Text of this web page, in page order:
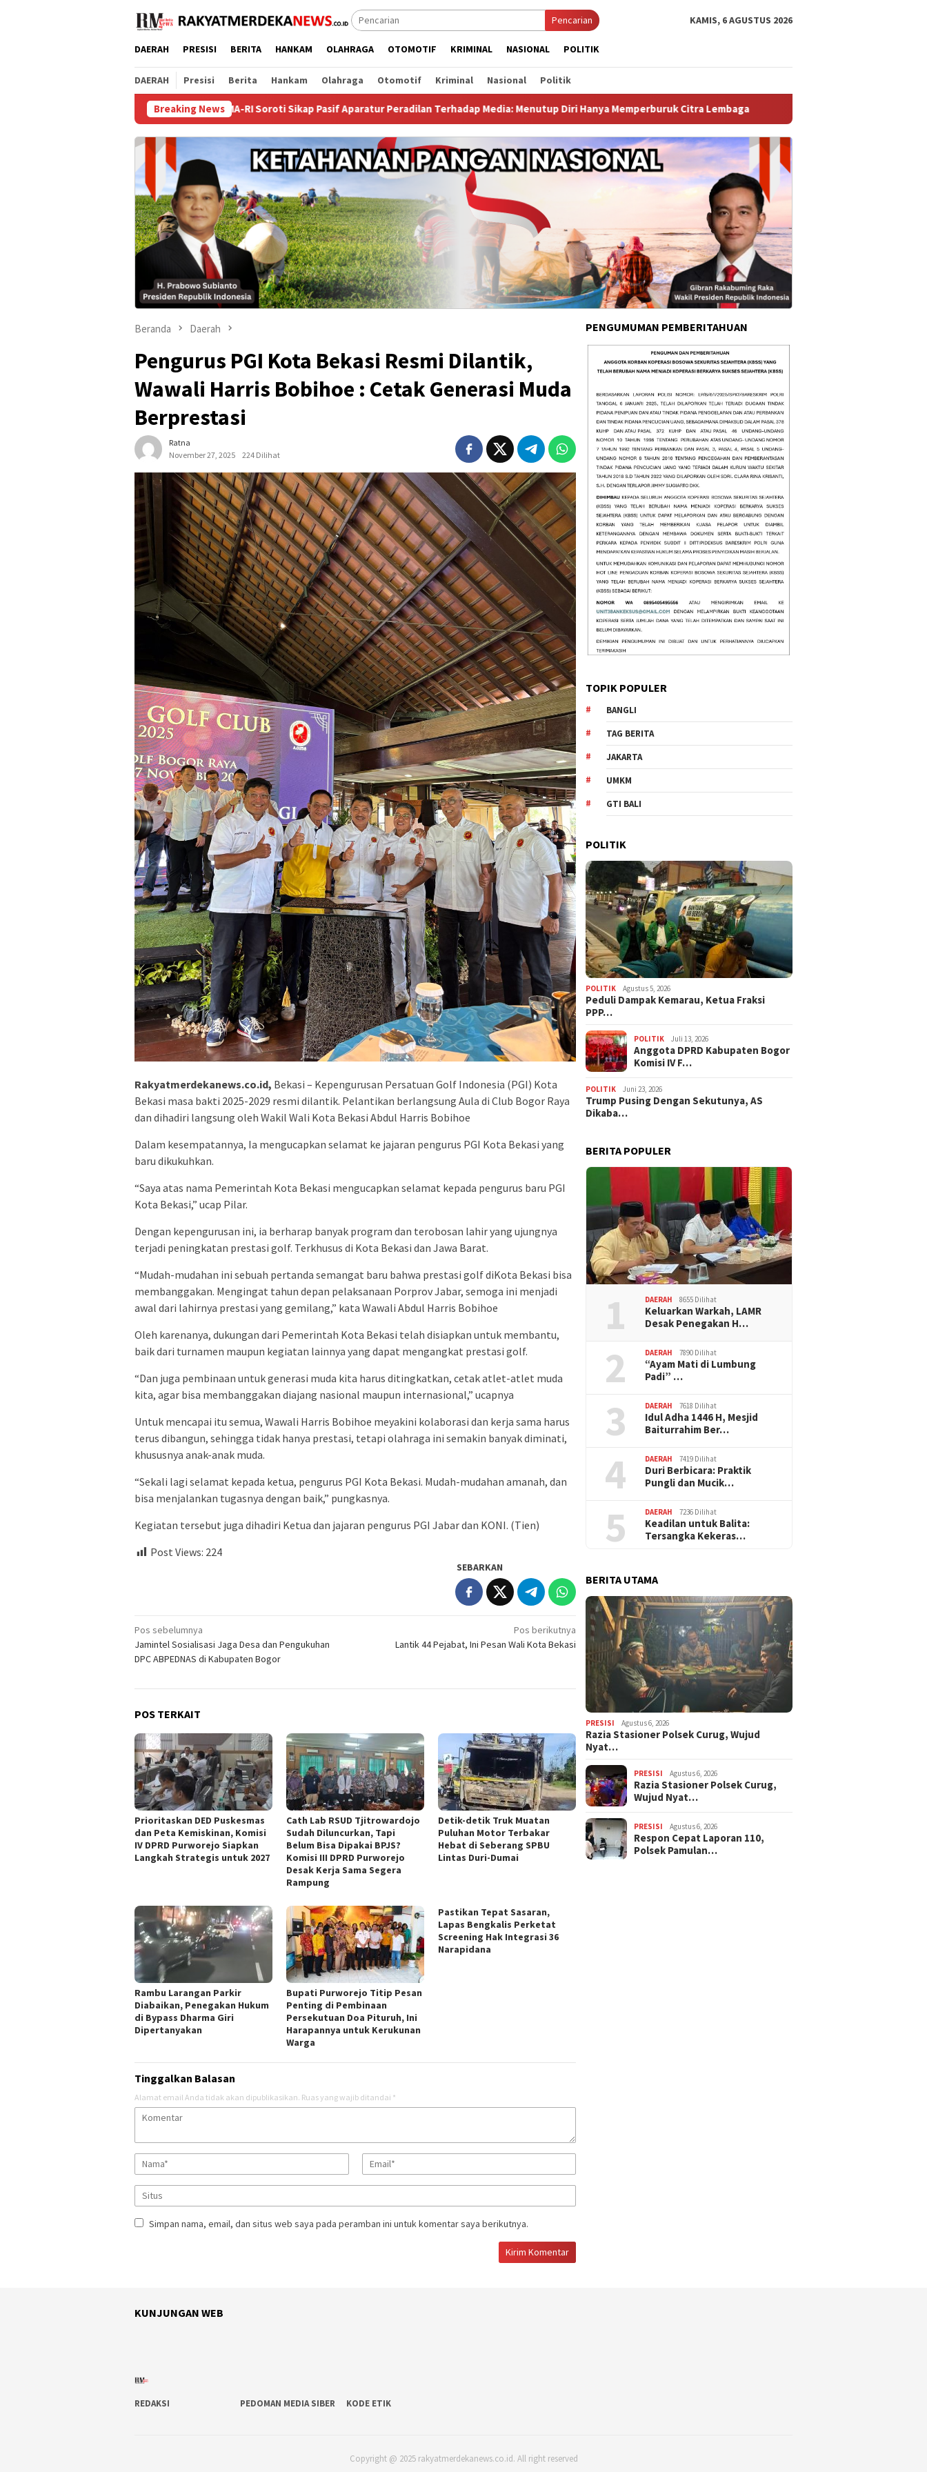
Pencarian KAMIS, 6 AGUSTUS 2026
DAERAH PRESISI BERITA HANKAM OLAHRAGA OTOMOTIF KRIMINAL NASIONAL POLITIK
DAERAH Presisi Berita Hankam Olahraga Otomotif Kriminal Nasional Politik
Breaking News
FORSIMEMA-RI Soroti Sikap Pasif Aparatur Peradilan Terhadap Media: Menutup Diri Hanya Memperburuk Citra Lembaga ‎ ‎ Raih Popular Government Institutions Award
Beranda Daerah
Pengurus PGI Kota Bekasi Resmi Dilantik,
Wawali Harris Bobihoe : Cetak Generasi Muda
Berprestasi
Ratna
November 27, 2025
224 Dilihat
Rakyatmerdekanews.co.id, Bekasi – Kepengurusan Persatuan Golf Indonesia (PGI) Kota
Bekasi masa bakti 2025-2029 resmi dilantik. Pelantikan berlangsung Aula di Club Bogor Raya
dan dihadiri langsung oleh Wakil Wali Kota Bekasi Abdul Harris Bobihoe
Dalam kesempatannya, Ia mengucapkan selamat ke jajaran pengurus PGI Kota Bekasi yang
baru dikukuhkan.
“Saya atas nama Pemerintah Kota Bekasi mengucapkan selamat kepada pengurus baru PGI
Kota Bekasi,” ucap Pilar.
Dengan kepengurusan ini, ia berharap banyak program dan terobosan lahir yang ujungnya
terjadi peningkatan prestasi golf. Terkhusus di Kota Bekasi dan Jawa Barat.
“Mudah-mudahan ini sebuah pertanda semangat baru bahwa prestasi golf diKota Bekasi bisa
membanggakan. Mengingat tahun depan pelaksanaan Porprov Jabar, semoga ini menjadi
awal dari lahirnya prestasi yang gemilang,” kata Wawali Abdul Harris Bobihoe
Oleh karenanya, dukungan dari Pemerintah Kota Bekasi telah disiapkan untuk membantu,
baik dari turnamen maupun kegiatan lainnya yang dapat mengangkat prestasi golf.
“Dan juga pembinaan untuk generasi muda kita harus ditingkatkan, cetak atlet-atlet muda
kita, agar bisa membanggakan diajang nasional maupun internasional,” ucapnya
Untuk mencapai itu semua, Wawali Harris Bobihoe meyakini kolaborasi dan kerja sama harus
terus dibangun, sehingga tidak hanya prestasi, tetapi olahraga ini semakin banyak diminati,
khususnya anak-anak muda.
“Sekali lagi selamat kepada ketua, pengurus PGI Kota Bekasi. Mudah-mudahan amanah, dan
bisa menjalankan tugasnya dengan baik,” pungkasnya.
Kegiatan tersebut juga dihadiri Ketua dan jajaran pengurus PGI Jabar dan KONI. (Tien)
Post Views: 224
SEBARKAN
Navigasi
pos
Pos sebelumnya
Jamintel Sosialisasi Jaga Desa dan Pengukuhan
DPC ABPEDNAS di Kabupaten Bogor
Pos berikutnya
Lantik 44 Pejabat, Ini Pesan Wali Kota Bekasi
POS TERKAIT
‎Prioritaskan DED Puskesmas
dan Peta Kemiskinan, Komisi
IV DPRD Purworejo Siapkan
Langkah Strategis untuk 2027 ‎
‎Cath Lab RSUD Tjitrowardojo
Sudah Diluncurkan, Tapi
Belum Bisa Dipakai BPJS?
Komisi III DPRD Purworejo
Desak Kerja Sama Segera
Rampung
Detik-detik Truk Muatan
Puluhan Motor Terbakar
Hebat di Seberang SPBU
Lintas Duri-Dumai
Rambu Larangan Parkir
Diabaikan, Penegakan Hukum
di Bypass Dharma Giri
Dipertanyakan
Bupati Purworejo Titip Pesan
Penting di Pembinaan
Persekutuan Doa Pituruh, Ini
Harapannya untuk Kerukunan
Warga
Pastikan Tepat Sasaran,
Lapas Bengkalis Perketat
Screening Hak Integrasi 36
Narapidana
Tinggalkan Balasan
Alamat email Anda tidak akan dipublikasikan. Ruas yang wajib ditandai *
Simpan nama, email, dan situs web saya pada peramban ini untuk komentar saya berikutnya.
PENGUMUMAN PEMBERITAHUAN
TOPIK POPULER
BANGLI
TAG BERITA
JAKARTA
UMKM
GTI BALI
POLITIK
POLITIK Agustus 5, 2026
‎Peduli Dampak Kemarau, Ketua Fraksi
PPP…
POLITIK Juli 13, 2026
Anggota DPRD Kabupaten Bogor
Komisi IV F…
POLITIK Juni 23, 2026
Trump Pusing Dengan Sekutunya, AS
Dikaba…
BERITA POPULER
1 DAERAH 8655 Dilihat
Keluarkan Warkah, LAMR
Desak Penegakan H…
2 DAERAH 7890 Dilihat
“Ayam Mati di Lumbung
Padi” …
3 DAERAH 7618 Dilihat
Idul Adha 1446 H, Mesjid
Baiturrahim Ber…
4 DAERAH 7419 Dilihat
Duri Berbicara: Praktik
Pungli dan Mucik…
5 DAERAH 7236 Dilihat
Keadilan untuk Balita:
Tersangka Kekeras…
BERITA UTAMA
PRESISI Agustus 6, 2026
Razia Stasioner Polsek Curug, Wujud
Nyat…
PRESISI Agustus 6, 2026
Razia Stasioner Polsek Curug,
Wujud Nyat…
PRESISI Agustus 6, 2026
Respon Cepat Laporan 110,
Polsek Pamulan…
KUNJUNGAN WEB
REDAKSI PEDOMAN MEDIA SIBER KODE ETIK
Copyright @ 2025 rakyatmerdekanews.co.id. All right reserved